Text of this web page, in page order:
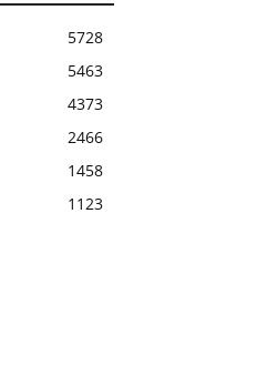
5728
5463
4373
2466
1458
1123